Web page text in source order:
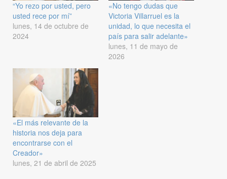
“Yo rezo por usted, pero
usted rece por mí”
lunes, 14 de octubre de
2024
«No tengo dudas que
Victoria Villarruel es la
unidad, lo que necesita el
país para salir adelante»
lunes, 11 de mayo de
2026
«El más relevante de la
historia nos deja para
encontrarse con el
Creador»
lunes, 21 de abril de 2025